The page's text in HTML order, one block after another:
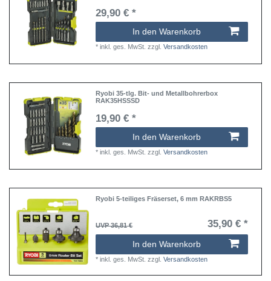
29,90 € *
In den Warenkorb
*inkl. ges. MwSt. zzgl.Versandkosten
Ryobi 35-tlg. Bit- und Metallbohrerbox
RAK35HSSSD
19,90 € *
In den Warenkorb
*inkl. ges. MwSt. zzgl.Versandkosten
Ryobi 5-teiliges Fräserset, 6 mm RAKRBS5
UVP 36,81 € 35,90 € *
In den Warenkorb
*inkl. ges. MwSt. zzgl.Versandkosten